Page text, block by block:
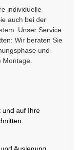
individuelle
auch bei der
Unser Service
Wir beraten Sie
und
und auf Ihre
Auslegung